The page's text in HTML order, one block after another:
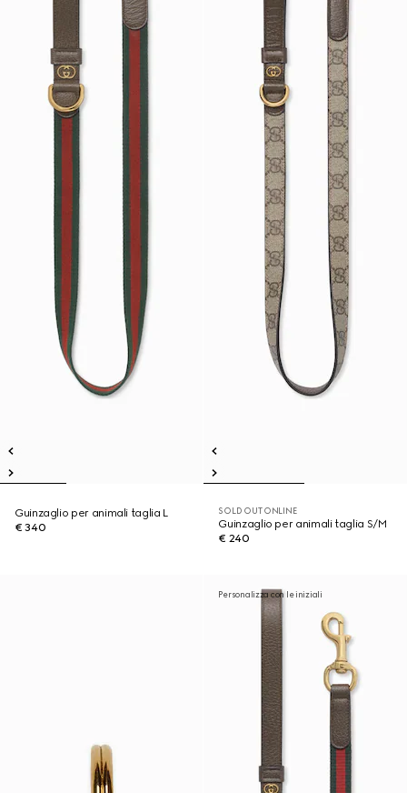
Guinzaglio per animali taglia L
€ 340
SOLD OUT ONLINE
Guinzaglio per animali taglia S/M
€ 240
Personalizza con le iniziali